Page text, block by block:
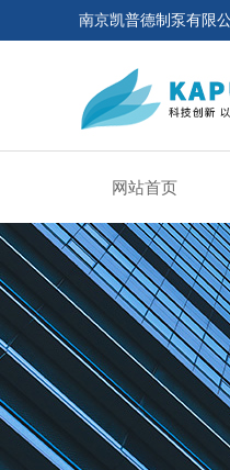
南京凯普德制泵有限
网站首页